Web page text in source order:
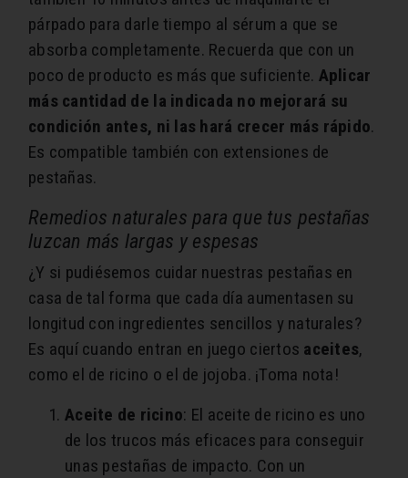
párpado para darle tiempo al sérum a que se
absorba completamente. Recuerda que con un
poco de producto es más que suficiente. Aplicar
más cantidad de la indicada no mejorará su
condición antes, ni las hará crecer más rápido.
Es compatible también con extensiones de
pestañas.
Remedios naturales para que tus pestañas
luzcan más largas y espesas
¿Y si pudiésemos cuidar nuestras pestañas en
casa de tal forma que cada día aumentasen su
longitud con ingredientes sencillos y naturales?
Es aquí cuando entran en juego ciertos aceites,
como el de ricino o el de jojoba. ¡Toma nota!
Aceite de ricino: El aceite de ricino es uno
de los trucos más eficaces para conseguir
unas pestañas de impacto. Con un